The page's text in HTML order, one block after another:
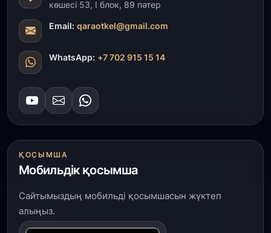
31 шілде, 2026
ҚР Президенті Орталық Азия елдеріне
ұзақмерзімді ынтымақтастық жоспарын әзірлеуді
ұсынды
31 шілде, 2026
«Ауыл аманаты»: Түркістанда 30,2 млрд теңгеге
4 223 жоба қаржыландырылды
толық ауыз сумен қамтылды
30 шілде, 2026
Түркістанда «Арыс-2» және Темір ауылының
теміржол вокзалдары пайдалануға берілді
көшесі 53, І блок, 89 пәтер
Email: qaraotkel@gmail.com
WhatsApp: +7 702 915 15 14
ҚОСЫМША
Мобильдік қосымша
Сайтымыздың мобильді қосымшасын жүктеп
алыңыз.